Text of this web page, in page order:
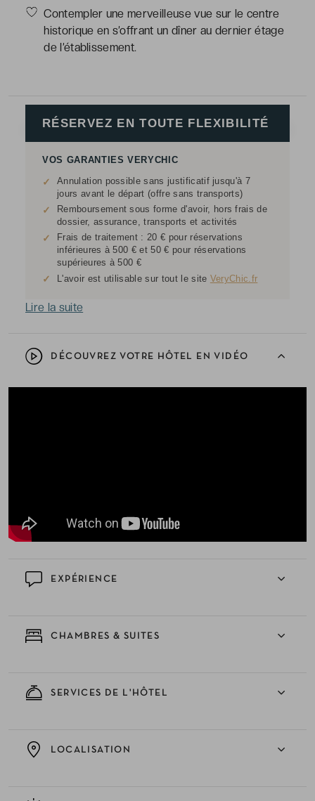
Contempler une merveilleuse vue sur le centre
historique en s’offrant un dîner au dernier étage
de l’établissement.
DÉCOUVREZ VOTRE HÔTEL EN VIDÉO
EXPÉRIENCE
CHAMBRES & SUITES
SERVICES DE L'HÔTEL
LOCALISATION
RÉSERVEZ EN TOUTE FLEXIBILITÉ
VOS GARANTIES VERYCHIC
✓
Annulation possible sans justificatif jusqu'à 7
jours avant le départ (offre sans transports)
✓
Remboursement sous forme d'avoir, hors frais de
dossier, assurance, transports et activités
✓
Frais de traitement : 20 € pour réservations
inférieures à 500 € et 50 € pour réservations
supérieures à 500 €
✓ L'avoir est utilisable sur tout le site VeryChic.fr
Lire la suite